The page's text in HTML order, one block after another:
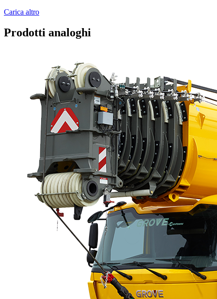
Carica altro
Prodotti analoghi